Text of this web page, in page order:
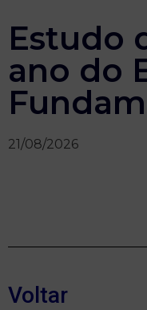
Estudo
ano do
21/08/2026
Voltar